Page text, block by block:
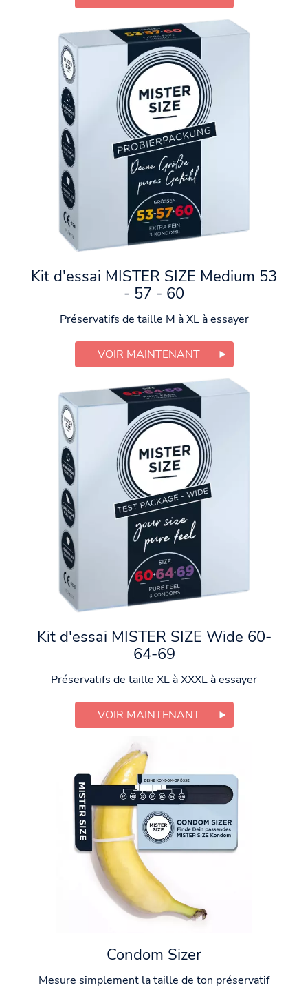
Kit d'essai MISTER SIZE Medium 53
- 57 - 60
Préservatifs de taille M à XL à essayer
VOIR MAINTENANT
Kit d'essai MISTER SIZE Wide 60-
64-69
Préservatifs de taille XL à XXXL à essayer
VOIR MAINTENANT
Condom Sizer
Mesure simplement la taille de ton préservatif